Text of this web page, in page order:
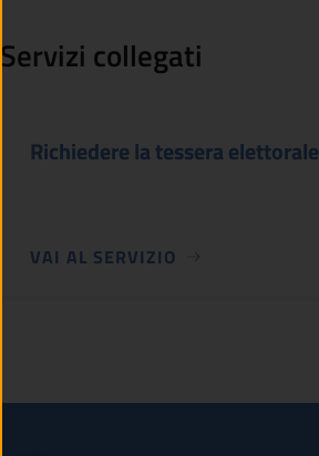
Servizi collegati
Richiedere la tessera elettorale
VAI AL SERVIZIO